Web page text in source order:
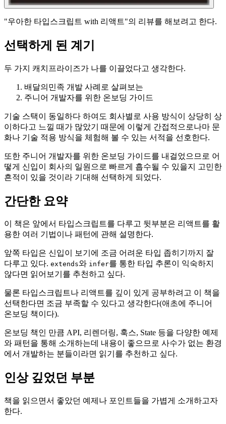
"우아한 타입스크립트 with 리액트"의 리뷰를 해보려고 한다.
선택하게 된 계기
두 가지 캐치프라이즈가 나를 이끌었다고 생각한다.
배달의민족 개발 사례로 살펴보는
주니어 개발자를 위한 온보딩 가이드
기술 스택이 동일하다 하여도 회사별로 사용 방식이 상당히 상
이하다고 느낄 때가 많았기 때문에 이렇게 간접적으로나마 문
화나 기술 적용 방식을 체험해 볼 수 있는 서적을 선호한다.
또한 주니어 개발자를 위한 온보딩 가이드를 내걸었으므로 어
떻게 신입이 회사의 일원으로 빠르게 흡수될 수 있을지 고민한
흔적이 있을 것이라 기대해 선택하게 되었다.
간단한 요약
이 책은 앞에서 타입스크립트를 다루고 뒷부분은 리액트를 활
용한 여러 기법이나 패턴에 관해 설명한다.
앞쪽 타입은 신입이 보기에 조금 어려운 타입 좁히기까지 잘
다루고 있다. extends와 infer를 통한 타입 추론이 익숙하지
않다면 읽어보기를 추천하고 싶다.
물론 타입스크립트나 리액트를 깊이 있게 공부하려고 이 책을
선택한다면 조금 부족할 수 있다고 생각한다(애초에 주니어
온보딩 책이다).
온보딩 책인 만큼 API, 리렌더링, 훅스, State 등을 다양한 예제
와 패턴을 통해 소개하는데 내용이 좋으므로 사수가 없는 환경
에서 개발하는 분들이라면 읽기를 추천하고 싶다.
인상 깊었던 부분
책을 읽으면서 좋았던 예제나 포인트들을 가볍게 소개하고자
한다.